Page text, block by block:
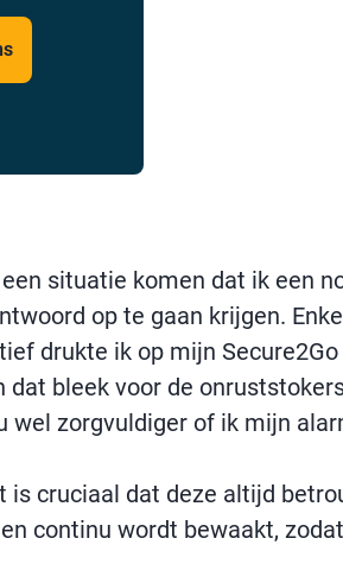
situatie komen dat ik een
op te gaan krijgen.
drukte ik op mijn Secure2Go
bleek voor de
wel zorgvuldiger of ik mijn
cruciaal dat deze altijd
continu wordt bewaakt,